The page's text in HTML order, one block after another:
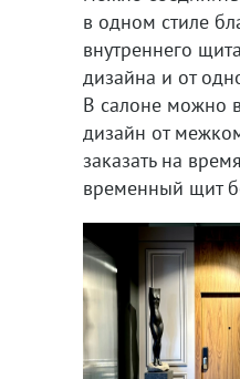
в одном стиле
внутреннего
дизайна и от
В салоне можно
дизайн от
заказать на
временный щит